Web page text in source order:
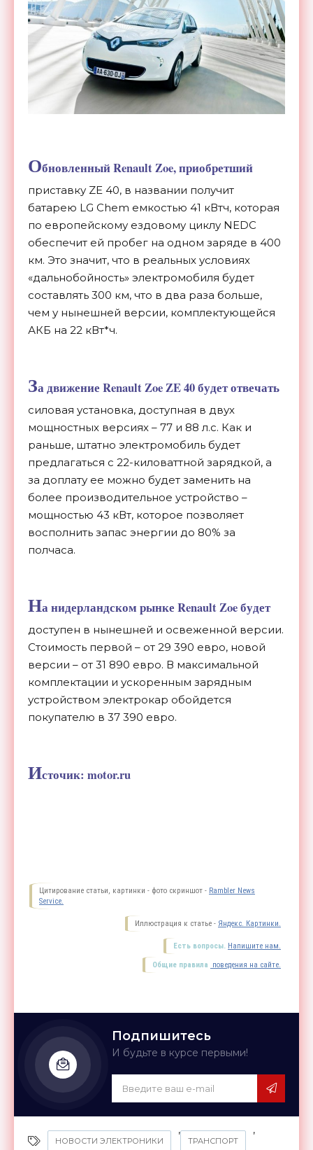
Обновленный Renault Zoe, приобретший
приставку ZE 40, в названии получит
батарею LG Chem емкостью 41 кВтч, которая
по европейскому ездовому циклу NEDC
обеспечит ей пробег на одном заряде в 400
км. Это значит, что в реальных условиях
«дальнобойность» электромобиля будет
составлять 300 км, что в два раза больше,
чем у нынешней версии, комплектующейся
АКБ на 22 кВт*ч.
За движение Renault Zoe ZE 40 будет отвечать
силовая установка, доступная в двух
мощностных версиях – 77 и 88 л.с. Как и
раньше, штатно электромобиль будет
предлагаться с 22-киловаттной зарядкой, а
за доплату ее можно будет заменить на
более производительное устройство –
мощностью 43 кВт, которое позволяет
восполнить запас энергии до 80% за
полчаса.
На нидерландском рынке Renault Zoe будет
доступен в нынешней и освеженной версии.
Стоимость первой – от 29 390 евро, новой
версии – от 31 890 евро. В максимальной
комплектации и ускоренным зарядным
устройством электрокар обойдется
покупателю в 37 390 евро.
Источик: motor.ru
Цитирование статьи, картинки - фото скриншот - Rambler News
Service.
Иллюстрация к статье - Яндекс. Картинки.
Есть вопросы. Напишите нам.
Общие правила поведения на сайте.
Подпишитесь
И будьте в курсе первыми!
НОВОСТИ ЭЛЕКТРОНИКИ
,
ТРАНСПОРТ
,